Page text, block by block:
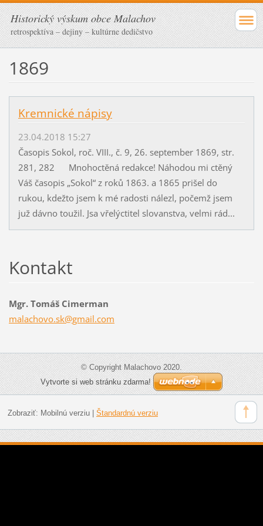
Historický výskum obce Malachov
retrospektíva – dejiny – kultúrne dedičstvo
1869
Kremnické nápisy
23.04.2018 15:27
Časopis Sokol, roč. VIII., č. 9, 26. september 1869, str.
281, 282 Mnohoctěná redakce! Náhodou mi ctěný
Váš časopis „Sokol“ z roků 1863. a 1865 prišel do
rukou, kdežto jsem k mé radosti nálezl, počemž jsem
juž dávno toužil. Jsa vřelýctitel slovanstva, velmi rád...
Kontakt
Mgr. Tomáš Cimerman
malachovo.sk@gmail.com
© Copyright Malachovo 2020.
Vytvorte si web stránku zdarma!
Zobraziť: Mobilnú verziu| Štandardnú verziu